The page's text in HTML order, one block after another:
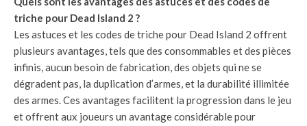
triche pour Dead Island 2 ?
Les astuces et les codes de triche pour Dead Island 2 offrent
plusieurs avantages, tels que des consommables et des pièces
infinis, aucun besoin de fabrication, des objets qui ne se
dégradent pas, la duplication d’armes, et la durabilité illimitée
des armes. Ces avantages facilitent la progression dans le jeu
et offrent aux joueurs un avantage considérable pour